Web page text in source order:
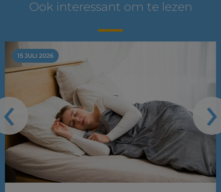
Ook interessant om te lezen
15 JULI 2026
‹ ›